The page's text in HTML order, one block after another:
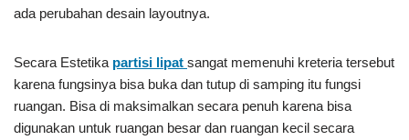
ada perubahan desain layoutnya.
Secara Estetika partisi lipat sangat memenuhi kreteria tersebut
karena fungsinya bisa buka dan tutup di samping itu fungsi
ruangan. Bisa di maksimalkan secara penuh karena bisa
digunakan untuk ruangan besar dan ruangan kecil secara